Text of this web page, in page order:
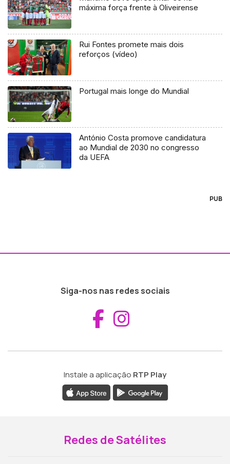
máxima força frente à Oliveirense
Rui Fontes promete mais dois
reforços (vídeo)
Portugal mais longe do Mundial
António Costa promove candidatura
ao Mundial de 2030 no congresso
da UEFA
PUB
Siga-nos nas redes sociais
Aceder ao
Instale a aplicação RTP Play
Redes de Satélites